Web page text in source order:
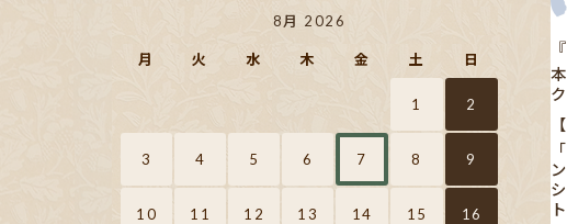
8月 2026
月 火 水 木 金 土 日
1 2
3 4 5 6 7 8 9
10 11 12 13 14 15 16